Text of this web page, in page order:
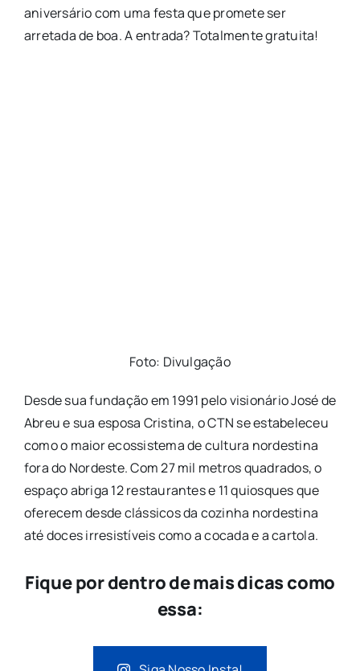
aniversário com uma festa que promete ser
arretada de boa. A entrada? Totalmente gratuita!
Foto: Divulgação
Desde sua fundação em 1991 pelo visionário José de
Abreu e sua esposa Cristina, o CTN se estabeleceu
como o maior ecossistema de cultura nordestina
fora do Nordeste. Com 27 mil metros quadrados, o
espaço abriga 12 restaurantes e 11 quiosques que
oferecem desde clássicos da cozinha nordestina
até doces irresistíveis como a cocada e a cartola.
Fique por dentro de mais dicas como
essa: